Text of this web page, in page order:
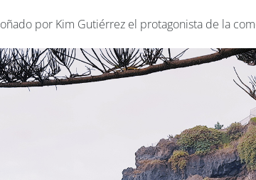
por Kim Gutiérrez el protagonista de la